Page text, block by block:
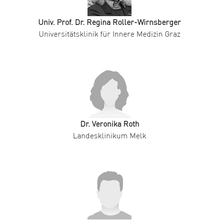
Univ. Prof. Dr. Regina Roller-Wirnsberger
Universitätsklinik für Innere Medizin Graz
Dr. Veronika Roth
Landesklinikum Melk